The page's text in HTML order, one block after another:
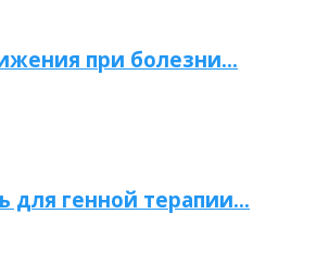
при болезни…
генной терапии…